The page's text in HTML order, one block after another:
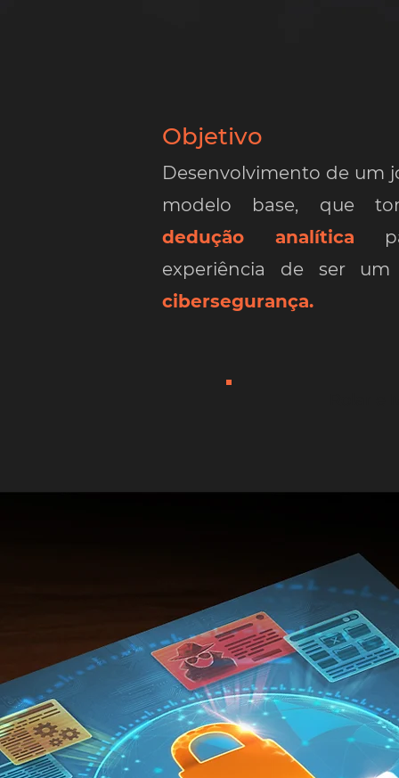
Objetivo
Desenvolvimento de um
modelo base, que
dedução analítica
experiência de ser
cibersegurança.